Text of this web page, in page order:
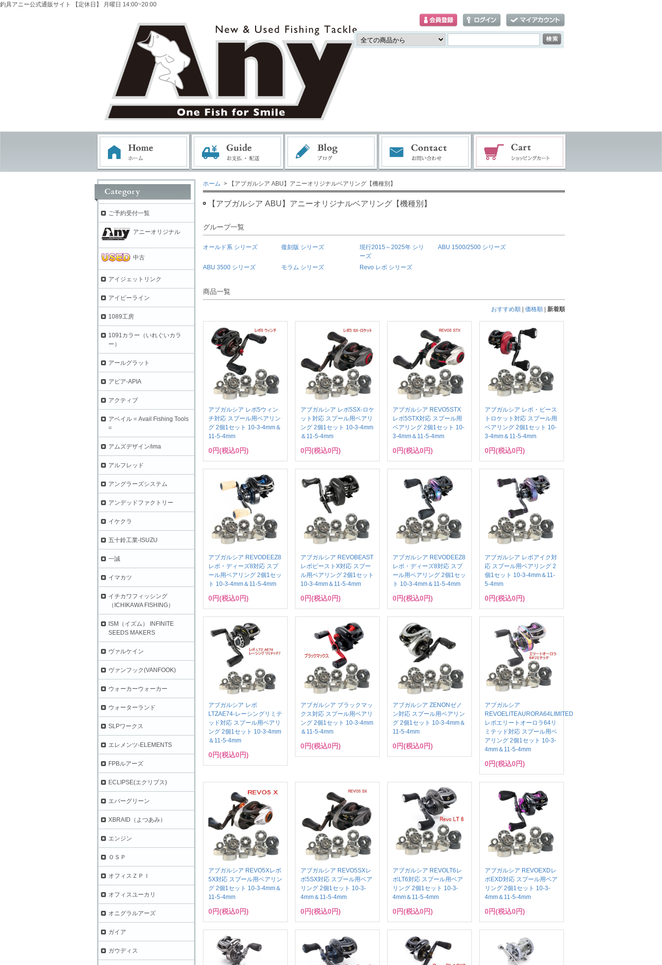
釣具アニー公式通販サイト 【定休日】 月曜日 14:00~20:00
ホーム > 【アブガルシア ABU】アニーオリジナルベアリング【機種別】
【アブガルシア ABU】アニーオリジナルベアリング【機種別】
グループ一覧
オールド系 シリーズ 復刻版 シリーズ
現行2015～2025年 シリ
ーズ
ABU 1500/2500 シリーズ
ABU 3500 シリーズ モラム シリーズ Revo レボ シリーズ
商品一覧
おすすめ順 価格順 新着順
アブガルシア レボ5ウィン
チ対応 スプール用ベアリン
グ 2個1セット 10-3-4mm＆
11-5-4mm
0円(税込0円)
アブガルシア レボ5SX-ロケ
ット対応 スプール用ベアリ
ング 2個1セット 10-3-4mm
＆11-5-4mm
0円(税込0円)
アブガルシア REVO5STX
レボ5STX対応 スプール用
ベアリング 2個1セット 10-
3-4mm＆11-5-4mm
0円(税込0円)
アブガルシア レボ・ビース
トロケット対応 スプール用
ベアリング 2個1セット 10-
3-4mm＆11-5-4mm
0円(税込0円)
アブガルシア REVODEEZ8
レボ・ディーズ8対応 スプ
ール用ベアリング 2個1セッ
ト 10-3-4mm＆11-5-4mm
0円(税込0円)
アブガルシア REVOBEAST
レボビーストX対応 スプー
ル用ベアリング 2個1セット
10-3-4mm＆11-5-4mm
0円(税込0円)
アブガルシア REVODEEZ8
レボ・ディーズ8対応 スプ
ール用ベアリング 2個1セッ
ト 10-3-4mm＆11-5-4mm
0円(税込0円)
アブガルシア レボアイク対
応 スプール用ベアリング 2
個1セット 10-3-4mm＆11-
5-4mm
0円(税込0円)
アブガルシア レボ
LTZAE74-レーシングリミテ
ッド対応 スプール用ベアリ
ング 2個1セット 10-3-4mm
＆11-5-4mm
0円(税込0円)
アブガルシア ブラックマッ
クス対応 スプール用ベアリ
ング 2個1セット 10-3-4mm
＆11-5-4mm
0円(税込0円)
アブガルシア ZENONゼノ
ン対応 スプール用ベアリン
グ 2個1セット 10-3-4mm＆
11-5-4mm
0円(税込0円)
アブガルシア
REVOELITEAURORA64LIMITED
レボエリートオーロラ64リ
ミテッド対応 スプール用ベ
アリング 2個1セット 10-3-
4mm＆11-5-4mm
0円(税込0円)
アブガルシア REVO5Xレボ
5X対応 スプール用ベアリン
グ 2個1セット 10-3-4mm＆
11-5-4mm
0円(税込0円)
アブガルシア REVO5SXレ
ボ5SX対応 スプール用ベア
リング 2個1セット 10-3-
4mm＆11-5-4mm
0円(税込0円)
アブガルシア REVOLT6レ
ボLT6対応 スプール用ベア
リング 2個1セット 10-3-
4mm＆11-5-4mm
0円(税込0円)
アブガルシア REVOEXDレ
ボEXD対応 スプール用ベア
リング 2個1セット 10-3-
4mm＆11-5-4mm
0円(税込0円)
ご予約受付一覧
アニーオリジナル
中古
アイジェットリンク
アイビーライン
1089工房
1091カラー（いれぐいカラ
ー）
アールグラット
アピア-APIA
アクティブ
アベイル = Avail Fishing Tools
=
アムズデザイン/ima
アルフレッド
アングラーズシステム
アンデッドファクトリー
イケクラ
五十鈴工業-ISUZU
一誠
イマカツ
イチカワフィッシング
（ICHIKAWA FISHING）
ISM（イズム） INFINITE
SEEDS MAKERS
ヴァルケイン
ヴァンフック(VANFOOK)
ウォーカーウォーカー
ウォーターランド
SLPワークス
エレメンツ-ELEMENTS
FPBルアーズ
ECLIPSE(エクリプス)
エバーグリーン
XBRAID（よつあみ）
エンジン
ＯＳＰ
オフィスＺＰＩ
オフィスユーカリ
オニグラルアーズ
ガイア
ガウディス